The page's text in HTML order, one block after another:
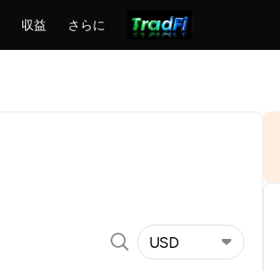
収益 さらに
USD